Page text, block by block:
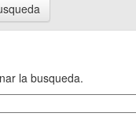
la busqueda.